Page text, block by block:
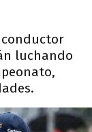
conductor
luchando